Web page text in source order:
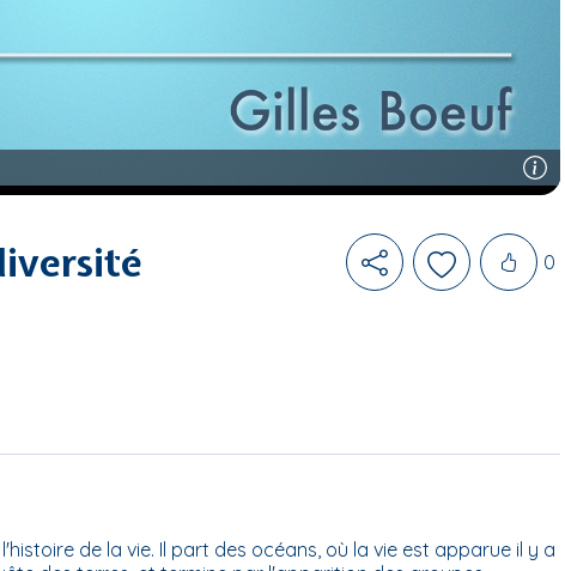
Likes
0
de la vie. Il part des océans, où la vie est apparue il y a